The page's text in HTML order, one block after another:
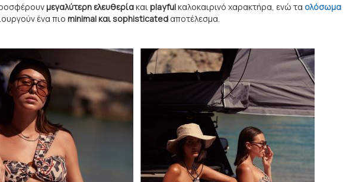
μεγαλύτερη ελευθερίακαιplayfulκαλοκαιρινό χαρακτήρα, ενώ τα ολόσωμα
ένα πιο minimal και sophisticated αποτέλεσμα.